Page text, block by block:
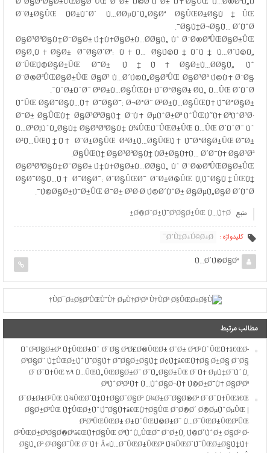
Ø¨Ø±Ø§ÛŒ ÙØ±ÙˆØ´ Ù…Ø­ØµÙˆÙ„Ø§Øª Ø§ÛŒØ±Ø§Ù†ÛŒ
Ø§Ù†Ø¬Ø§Ù… Ø´ÙˆØ¯.
Ø§Ø³ØªØ§Ù†Ø¯Ø§Ø± Ú†Ù‡Ø§Ø±Ù…Ø­Ø§Ù„ Ùˆ Ø¨Ø®ØªÛŒØ§Ø±ÛŒ
Ø§Ø¸Ù‡Ø§Ø± Ø¯Ø§Ø´Øª: Ù‡Ù… Ø§Ú©Ù†ÙˆÙ† Ù…Ø´Ú©Ù„
Ø¨ÛŒÚ©Ø§Ø±ÛŒ Ø¯Ø± Ú†Ù‡Ø§Ø±Ù…Ø­Ø§Ù„ Ùˆ
Ø¨Ø®ØªÛŒØ§Ø±ÛŒ Ø§Ø² Ù…Ø´Ú©Ù„Ø§ØªÛŒ Ø§Ø³Øª Ú©Ù‡ Ø¨Ø§
ÙˆØ±ÙˆØ¯ Ø³Ø±Ù…Ø§ÛŒÙ‡ Ú¯Ø°Ø§Ø± Ø­Ù„ Ù…ÛŒ Ø´ÙˆØ¯.
ÙˆÛŒ Ø§Ø¯Ø§Ù…Ù‡ Ø¯Ø§Ø¯: Ø¬Ø°Ø¨ Ø³Ø±Ù…Ø§ÛŒÙ‡ Ú¯Ø°Ø§Ø±
Ø¯Ø± Ø§ÛŒÙ† Ø§Ø³ØªØ§Ù† Ø¨Ù‡ ØµÙˆØ±Øª ÙˆÛŒÚ˜Ù‡ ØªÙˆØ³Ø·
Ù…Ø³Ø¦ÙˆÙ„Ø§Ù† Ø§Ø³ØªØ§Ù† Ù¾ÛŒÚ¯ÛŒØ±ÛŒ Ù…ÛŒ Ø´ÙˆØ¯ Ùˆ
Ø²Ù…ÛŒÙ†Ù‡ Ø¨Ø±Ø§ÛŒ Ø³Ø±Ù…Ø§ÛŒÙ‡ Ú¯Ø°Ø§Ø±ÛŒ Ø¯Ø±
Ø§ÛŒÙ† Ø§Ø³ØªØ§Ù† ÙØ±Ø§Ù‡Ù… Ø´Ø¯Ù‡ Ø§Ø³Øª.
Ø§Ø³ØªØ§Ù†Ø¯Ø§Ø± Ú†Ù‡Ø§Ø±Ù…Ø­Ø§Ù„ Ùˆ Ø¨Ø®ØªÛŒØ§Ø±ÛŒ
Ø§Ø¯Ø§Ù…Ù‡ Ø¯Ø§Ø¯: Ø¨Ø§ÛŒØ¯ Ø¨Ø±Ø®ÛŒ Ù‚ÙˆØ§Ù†ÛŒÙ†
Ú©Ø§Ø±Ú¯Ø±ÛŒ Ø¯Ø± Ø³Ø·Ø­ Ú©Ø´ÙˆØ± Ø§ØµÙ„Ø§Ø­ Ø´ÙˆØ¯.
منبع Ø®Ø¨Ø±Ú¯Ø²Ø§Ø±ÛŒ Ù…Ù‡Ø±
کلیدواژه : Ø´Ù‡Ø±Ú©Ø±Ø¯
Ù…Ø´Ú©Ø§Øª
مطالب مرتبط
ÙˆØ²Ø§Ø±Øª Ù†ÛŒØ±Ùˆ Ø¨Ø§ ØªØ£Ø®ÛŒØ± Ø¯Ø± ØªØ³ÙˆÛŒÙ‡â€ŒØ­
Ø³Ø§Ø¨ Ù†ÛŒØ±ÙˆÚ¯Ø§Ù‡ Ø¯Ø§Ø±Ø§Ù† Ø¢Ù†â€ŒÙ‡Ø§ Ø±Ø§ Ø¨Ø§
Ø¨Ø¯Ù‡ÛŒ ۲٫۹ Ù…ÛŒÙ„ÛŒØ§Ø±Ø¯ Ø¯Ù„Ø§Ø±ÛŒ Ø¨Ù‡ ØµÙ†Ø¯ÙˆÙ‚
ØªÙˆØ³Ø¹Ù‡ Ù…ÙˆØ§Ø¬Ù‡ Ú©Ø±Ø¯Ù‡ Ø§Ø³Øª
Ø¨Ø±Ø±Ø³ÛŒ Ù¾ÛŒØ´Ù†Ù‡Ø§Ø¯Ø§Øª Ù¾Ø±Ø¯Ø§Ø®Øª Ø¨Ø¯Ù‡ÛŒâ€Œ
Ø§Ø±Ø²ÛŒ Ù†ÛŒØ±ÙˆÚ¯Ø§Ù‡â€ŒÙ‡Ø§ÛŒ Ø¨Ø®Ø´ Ø®ØµÙˆØµÛŒ |
ØªØºÛŒÛŒØ± Ø±ÙˆÛŒÚ©Ø±Ø¯ Ù…Ø¯ÛŒØ±ÛŒØªÛŒ
Ø²ÛŒØ±Ø³Ø§Ø®Øªâ€ŒÙ‡Ø§ÛŒ ØªÙˆÙ„ÛŒØ¯ Ø¨Ø±Ù‚ Ú©Ø´ÙˆØ± Ø§Ø² Ø­
Ø§Ù„Øª Ø¹Ø§Ø¯ÛŒ Ø¨Ù‡ Â«Ù…Ø¯ÛŒØ±ÛŒØª Ù¾ÛŒØ´Ú¯ÛŒØ±Ø§Ù†Ù‡